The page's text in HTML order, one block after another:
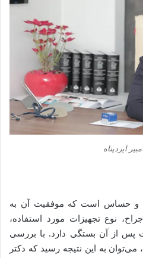
ایزدپناه
و حساس است که موفقیت آن به
نوع تجهیزات مورد استفاده،
از آن بستگی دارد. با بررسی
به این نتیجه رسید که دکتر